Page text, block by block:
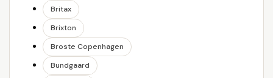
Britax
Brixton
Broste Copenhagen
Bundgaard